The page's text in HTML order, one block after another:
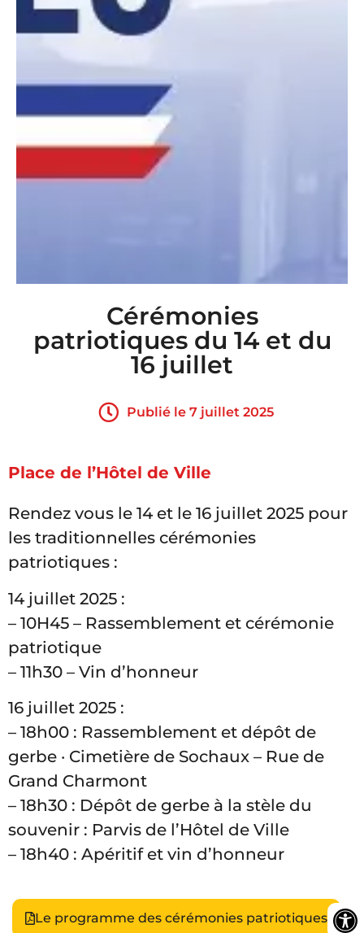
Cérémonies
patriotiques du 14 et du
16 juillet
Publié le 7 juillet 2025
Place de l’Hôtel de Ville
Rendez vous le 14 et le 16 juillet 2025 pour
les traditionnelles cérémonies
patriotiques :
14 juillet 2025 :
– 10H45 – Rassemblement et cérémonie
patriotique
– 11h30 – Vin d’honneur
16 juillet 2025 :
– 18h00 : Rassemblement et dépôt de
gerbe · Cimetière de Sochaux – Rue de
Grand Charmont
– 18h30 : Dépôt de gerbe à la stèle du
souvenir : Parvis de l’Hôtel de Ville
– 18h40 : Apéritif et vin d’honneur
Le programme des cérémonies patriotiques